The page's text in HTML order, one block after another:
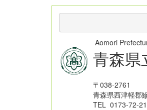
Aomori
青森県
〒038-2761
青森県西津軽郡
TEL 0173-72-